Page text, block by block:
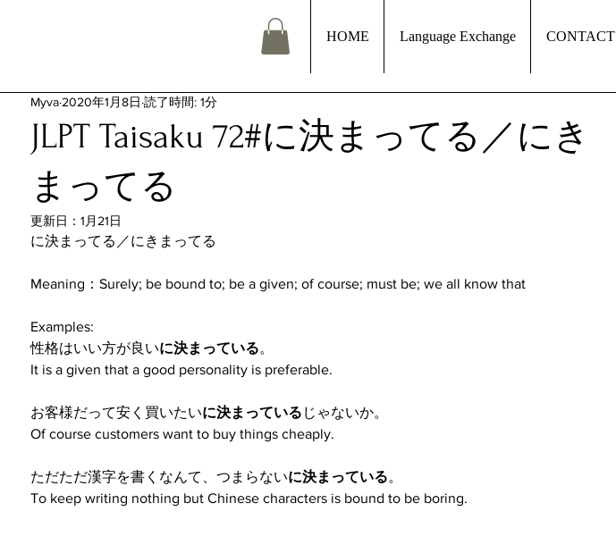
HOME Language Exchange CONTACT
JLPT Taisaku 72#に決まってる／にき
まってる
Myva 2020年1月8日 読了時間: 1分
更新日： 1月21日
に決まってる／にきまってる
Meaning：Surely; be bound to; be a given; of course; must be; we all know that
Examples:
性格はいい方が良いに決まっている。
It is a given that a good personality is preferable.
お客様だって安く買いたいに決まっている じゃないか。
Of course customers want to buy things cheaply.
ただただ漢字を書くなんて、つまらないに決まっている。
To keep writing nothing but Chinese characters is bound to be boring.